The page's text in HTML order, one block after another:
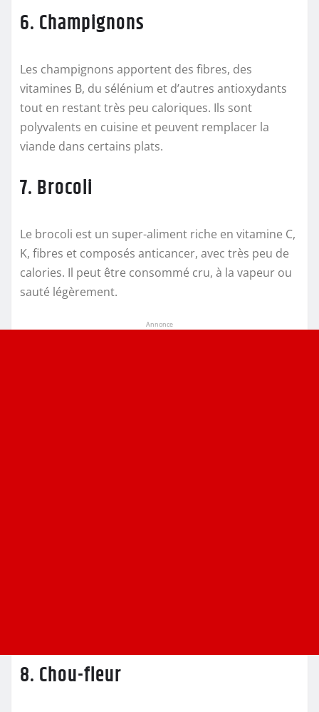
6. Champignons
Les champignons apportent des fibres, des
vitamines B, du sélénium et d’autres antioxydants
tout en restant très peu caloriques. Ils sont
polyvalents en cuisine et peuvent remplacer la
viande dans certains plats.
7. Brocoli
Le brocoli est un super-aliment riche en vitamine C,
K, fibres et composés anticancer, avec très peu de
calories. Il peut être consommé cru, à la vapeur ou
sauté légèrement.
Annonce
8. Chou-fleur